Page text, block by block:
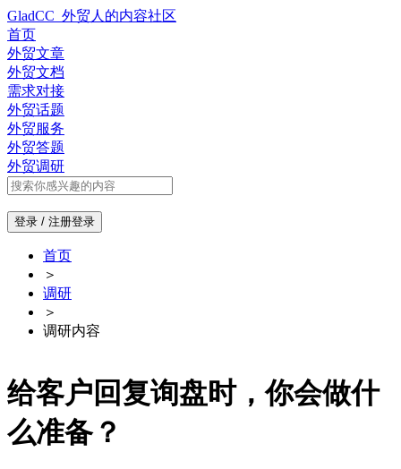
GladCC_外贸人的内容社区
首页
外贸文章
外贸文档
需求对接
外贸话题
外贸服务
外贸答题
外贸调研
登录 / 注册登录
首页
＞
调研
＞
调研内容
给客户回复询盘时，你会做什
么准备？